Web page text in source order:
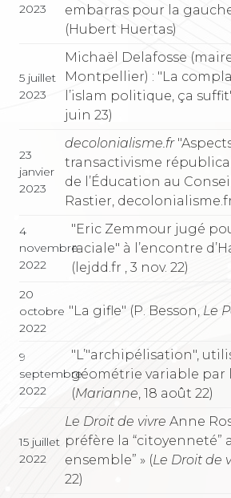
2023
embarras pour la
(Hubert Huertas)
5 juillet
2023
Michaël Delafosse
Montpellier) : "La
l’islam politique, ça
juin 23)
23
janvier
2023
decolonialisme.fr
transactivisme
de l’Éducation au
Rastier, decolonialisme.fr
4
novembre
2022
"Eric Zemmour jugé
raciale" à l’encontre
(lejdd.fr , 3 nov. 22)
20
octobre
2022
"La gifle" (P. Besson, Le
9
septembre
2022
"L’"archipélisation",
géométrie variable par
(Marianne , 18 août 22)
15 juillet
2022
Le Droit de vivre Anne
préfère la “citoyenneté”
ensemble” » (Le Droit de
22)